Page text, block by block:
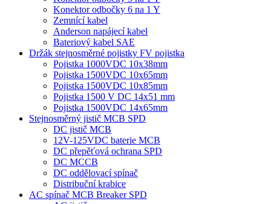
Konektor odbočky 6 na 1 Y
Zemnící kabel
Anderson napájecí kabel
Bateriový kabel SAE
Držák stejnosměrné pojistky FV pojistka
Pojistka 1000VDC 10x38mm
Pojistka 1500VDC 10x65mm
Pojistka 1500VDC 10x85mm
Pojistka 1500 V DC 14x51 mm
Pojistka 1500VDC 14x65mm
Stejnosměrný jistič MCB SPD
DC jistič MCB
12V-125VDC baterie MCB
DC přepěťová ochrana SPD
DC MCCB
DC oddělovací spínač
Distribuční krabice
AC spínač MCB Breaker SPD